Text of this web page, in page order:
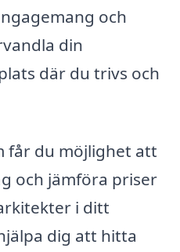
och
din
där du trivs och
får du möjlighet att
och jämföra priser
i ditt
dig att hitta